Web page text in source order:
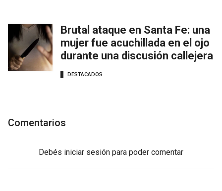
Brutal ataque en Santa Fe: una
mujer fue acuchillada en el ojo
durante una discusión callejera
DESTACADOS
Comentarios
Debés iniciar sesión para poder comentar